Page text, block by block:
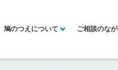
鳩のつえについて ご相談のな